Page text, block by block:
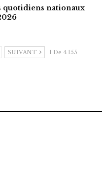
quotidiens nationaux
SUIVANT 1 De 4 155